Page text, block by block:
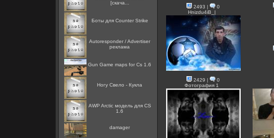
[скача...
Боты для Counter Strike
Autoresponder / Advertiser
реклама
Gun Game maps for Cs 1.6
Ногу Свело - Кукла
AWP Arctic модель для CS
1.6
damager
2493 |
0
Hnizdu4iB_|
2429 |
0
Фотография 1